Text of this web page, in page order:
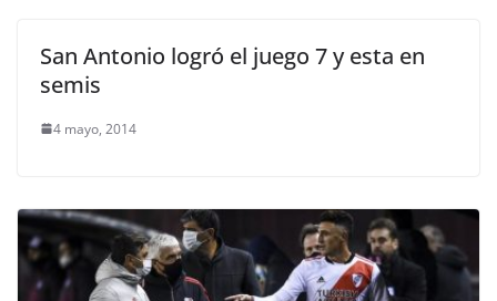
San Antonio logró el juego 7 y esta en
semis
4 mayo, 2014